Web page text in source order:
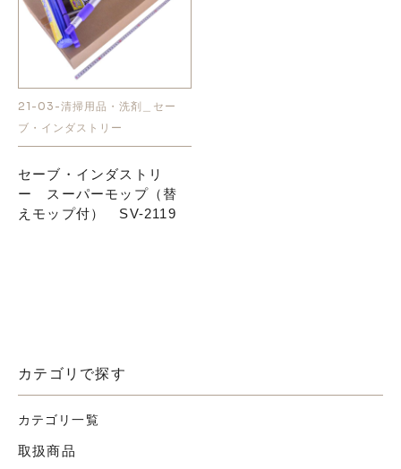
庖斬巴
お知らせ
21-03-清掃用品・洗剤＿セー
ブ・インダストリー
セーブ・インダストリ
ー スーパーモップ（替
えモップ付） SV-2119
カテゴリで探す
カテゴリ一覧
取扱商品